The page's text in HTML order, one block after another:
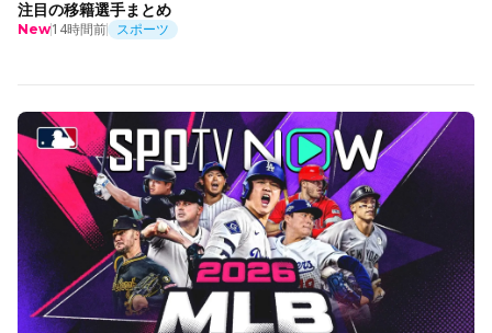
注目の移籍選手まとめ
New14時間前 スポーツ